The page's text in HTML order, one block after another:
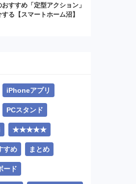
おすすめ「定型アクション」
する【スマートホーム沼】
iPhoneアプリ
PCスタンド
★★★★★
すめ まとめ
ード